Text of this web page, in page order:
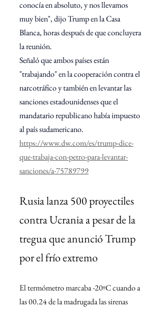
conocía en absoluto, y nos llevamos
muy bien", dijo Trump en la Casa
Blanca, horas después de que concluyera
la reunión.
Señaló que ambos países están
"trabajando" en la cooperación contra el
narcotráfico y también en levantar las
sanciones estadounidenses que el
mandatario republicano había impuesto
al país sudamericano.
https://www.dw.com/es/trump-dice-
que-trabaja-con-petro-para-levantar-
sanciones/a-75789799
Rusia lanza 500 proyectiles
contra Ucrania a pesar de la
tregua que anunció Trump
por el frío extremo
El termómetro marcaba -20ºC cuando a
las 00.24 de la madrugada las sirenas